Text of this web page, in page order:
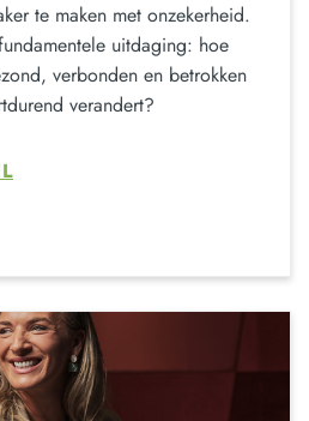
te maken met onzekerheid.
uitdaging: hoe
verbonden en betrokken
verandert?